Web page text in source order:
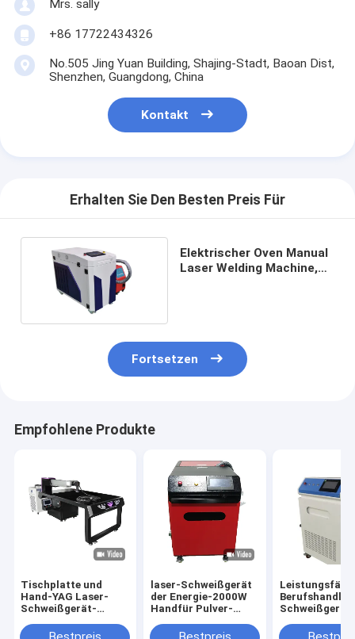
Mrs. sally
+86 17722434326
No.505 Jing Yuan Building, Shajing-Stadt, Baoan Dist,
Shenzhen, Guangdong, China
Kontakt
Erhalten Sie Den Besten Preis Für
Elektrischer Oven Manual
Laser Welding Machine,
Fortsetzen
Empfohlene Produkte
Tischplatte und
Hand-YAG Laser-
Schweißgerät-
laser-Schweißgerät
der Energie-2000W
Handfür Pulver-
1500/2000W